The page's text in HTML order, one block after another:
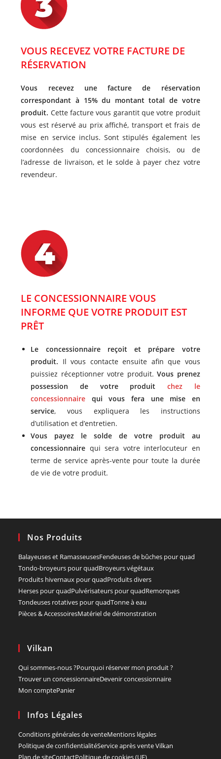
VOUS RECEVEZ VOTRE FACTURE DE
RÉSERVATION
Vous recevez une facture de réservation
correspondant à 15% du montant total de votre
produit. Cette facture vous garantit que votre produit
vous est réservé au prix affiché, transport et frais de
mise en service inclus. Sont stipulés également les
coordonnées du concessionnaire choisis, ou de
l’adresse de livraison, et le solde à payer chez votre
revendeur.
LE CONCESSIONNAIRE VOUS
INFORME QUE VOTRE PRODUIT EST
PRÊT
Le concessionnaire reçoit et prépare votre
produit. Il vous contacte ensuite afin que vous
puissiez réceptionner votre produit.Vous prenez
possession de votre produit chez le
concessionnaire qui vous fera une mise en
service, vous expliquera les instructions
d’utilisation et d’entretien.
Vous payez le solde de votre produit au
concessionnaire qui sera votre interlocuteur en
terme de service après-vente pour toute la durée
de vie de votre produit.
Nos Produits
Balayeuses et RamasseusesFendeuses de bûches pour quad
Tondo-broyeurs pour quadBroyeurs végétaux
Produits hivernaux pour quadProduits divers
Herses pour quadPulvérisateurs pour quadRemorques
Tondeuses rotatives pour quadTonne à eau
Pièces & AccessoiresMatériel de démonstration
Vilkan
Qui sommes-nous ?Pourquoi réserver mon produit ?
Trouver un concessionnaireDevenir concessionnaire
Mon comptePanier
Infos Légales
Conditions générales de venteMentions légales
Politique de confidentialitéService après vente Vilkan
Plan de siteContactPolitique de cookies (UE)